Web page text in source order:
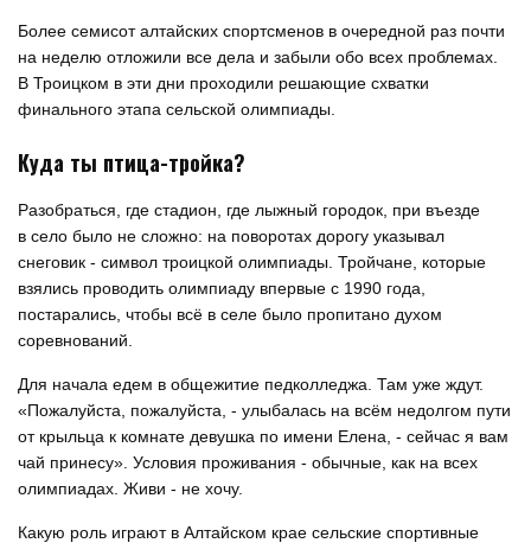
Более семисот алтайских спортсменов в очередной раз почти
на неделю отложили все дела и забыли обо всех проблемах.
В Троицком в эти дни проходили решающие схватки
финального этапа сельской олимпиады.
Куда ты птица-тройка?
Разобраться, где стадион, где лыжный городок, при въезде
в село было не сложно: на поворотах дорогу указывал
снеговик - символ троицкой олимпиады. Тройчане, которые
взялись проводить олимпиаду впервые с 1990 года,
постарались, чтобы всё в селе было пропитано духом
соревнований.
Для начала едем в общежитие педколледжа. Там уже ждут.
«Пожалуйста, пожалуйста, - улыбалась на всём недолгом пути
от крыльца к комнате девушка по имени Елена, - сейчас я вам
чай принесу». Условия проживания - обычные, как на всех
олимпиадах. Живи - не хочу.
Какую роль играют в Алтайском крае сельские спортивные